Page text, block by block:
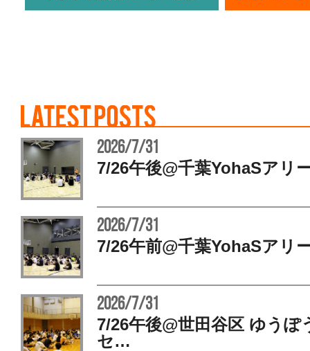
2026/7/31
7/26午後@千葉YohaSア
2026/7/31
7/26午前@千葉YohaSア
2026/7/31
7/26午後@世田谷区 ゆうぽ
セ…